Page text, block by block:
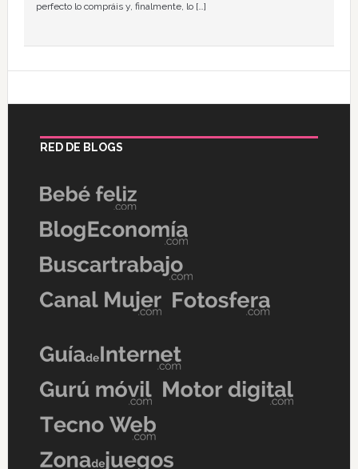
perfecto lo compráis y, finalmente, lo […]
RED DE BLOGS